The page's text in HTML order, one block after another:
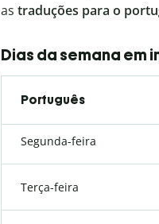
as traduções para o
Dias da semana em
Português
Segunda-feira
Terça-feira